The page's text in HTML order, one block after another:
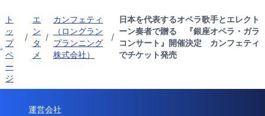
ト
ッ
プ
ペ
ー
ジ
/
エ
ン
タ
メ
/
カンフェティ
（ロングラン
プランニング
株式会社）
/
日本を代表するオペラ歌手とエレクト
ーン奏者で贈る 『銀座オペラ・ガラ
コンサート』開催決定 カンフェティ
でチケット発売
運営会社